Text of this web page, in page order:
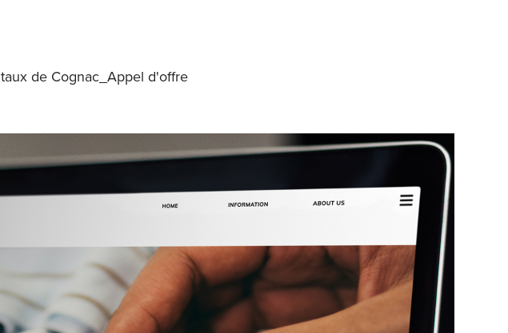
de Cognac_Appel d'offre